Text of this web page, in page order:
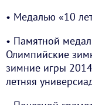
• Медалью «10
• Памятной
Олимпийские
зимние игры
летняя